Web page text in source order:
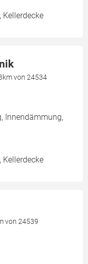
Kellerdecke
von 24534
Innendämmung,
Kellerdecke
von 24539